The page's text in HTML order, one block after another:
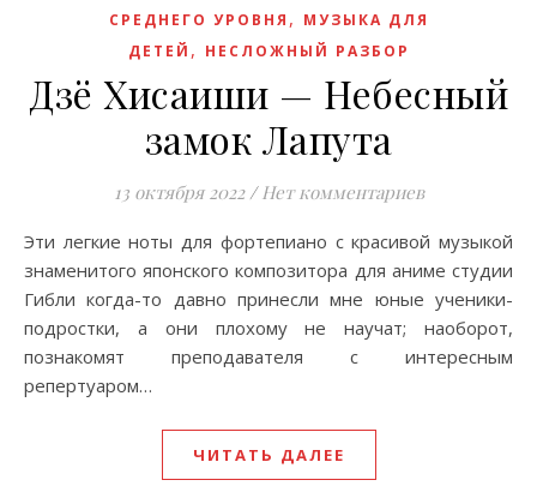
СРЕДНЕГО УРОВНЯ , МУЗЫКА ДЛЯ
ДЕТЕЙ , НЕСЛОЖНЫЙ РАЗБОР
Дзё Хисаиши — Небесный
замок Лапута
13 октября 2022 / Нет комментариев
Эти легкие ноты для фортепиано с красивой музыкой
знаменитого японского композитора для аниме студии
Гибли когда-то давно принесли мне юные ученики-
подростки, а они плохому не научат; наоборот,
познакомят преподавателя с интересным
репертуаром…
ЧИТАТЬ ДАЛЕЕ